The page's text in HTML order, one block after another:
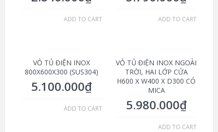
ADD TO CART ADD TO CART
VỎ TỦ ĐIỆN INOX
800X600X300 (SUS304)
5.100.000₫
ADD TO CART
VỎ TỦ ĐIỆN INOX NGOÀI
TRỜI, HAI LỚP CỬA
H600 X W400 X D300 CÓ
MICA
5.980.000₫
ADD TO CART